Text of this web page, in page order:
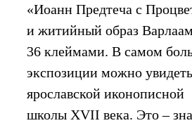
«Иоанн Предтеча с
и житийный образ
36 клеймами. В самом
экспозиции можно
ярославской иконописной
школы XVII века. Это –